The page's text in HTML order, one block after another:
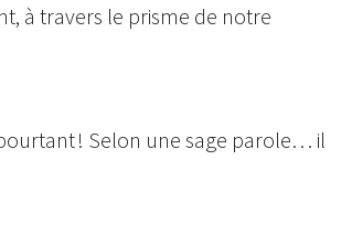
à travers le prisme de notre
! Selon une sage parole… il